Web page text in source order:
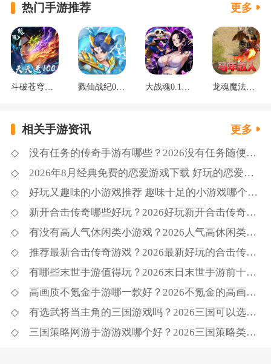
热门手游推荐 更多
斗破苍穹：三年之约3.5折免费版
相关手游资讯 更多
没有任务的传奇手游有哪些？2026没有任务随便玩的传奇游戏大全推荐
2026年8月经典免费的恋爱游戏下载 好玩的恋爱游戏推荐TOP20
好玩又趣味的小游戏推荐 趣味十足的小游戏哪个好玩盘点
新开合击传奇哪些好玩？2026好玩新开合击传奇下载推荐
有没有高人气休闲类小游戏？2026人气高休闲类小游戏推荐
推荐最新合击传奇游戏？2026最新好玩的合击传奇推荐
有哪些末世手游值得玩？2026末日末世手游前十名推荐
高画质不氪金手游哪一款好？2026不氪金的高画质手游前十名排行榜
有选武将当主角的三国游戏吗？2026三国可以选择武将当主角的游戏精选
三国策略网游手游游戏哪个好？2026三国策略类网游手游游戏推荐